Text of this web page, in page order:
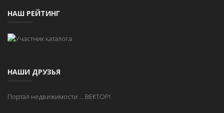
НАШ РЕЙТИНГ
НАШИ ДРУЗЬЯ
Портал недвижимости ... ВЕКТОР!